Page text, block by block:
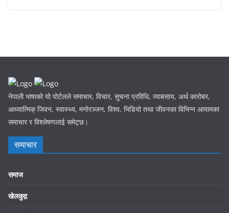
नेपाली भाषाको यो पोर्टलले समाचार, विचार, सुचना प्रविधि, व्याबसाय, अर्थ कारोबर,
आध्यात्मिक् जिवन, स्वास्थ्य, मनोरञ्जन, विश्व, भिडियो तथा जीवनका विभिन्न आयामका
समाचार र विश्लेषणलाई समेट्छ।
समाचार
समाज
खेलकुद़़